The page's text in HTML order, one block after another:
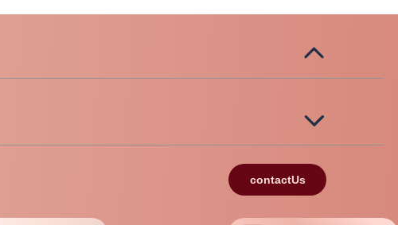
contactUs